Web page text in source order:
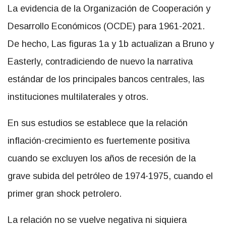
La evidencia de la Organización de Cooperación y
Desarrollo Económicos (OCDE) para 1961-2021.
De hecho, Las figuras 1a y 1b actualizan a Bruno y
Easterly, contradiciendo de nuevo la narrativa
estándar de los principales bancos centrales, las
instituciones multilaterales y otros.
En sus estudios se establece que la relación
inflación-crecimiento es fuertemente positiva
cuando se excluyen los años de recesión de la
grave subida del petróleo de 1974-1975, cuando el
primer gran shock petrolero.
La relación no se vuelve negativa ni siquiera